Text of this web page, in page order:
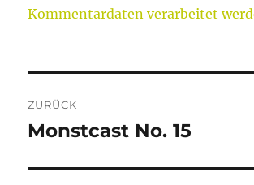
Kommentardaten verarbeitet
ZURÜCK
Vorheriger
Monstcast No. 15